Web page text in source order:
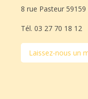
8 rue Pasteur
Tél. 03 27 70 18 12
Laissez-nous un